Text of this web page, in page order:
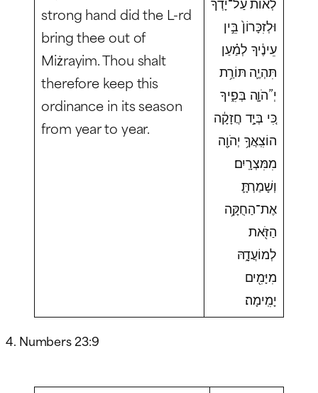
strong hand did the L-rd
bring thee out of
Miżrayim. Thou shalt
therefore keep this
ordinance in its season
from year to year.
וּלְזִכָּרוֹן֙ בֵּ֣ין
עֵינֶ֔יךָ לְמַ֗עַן
תִּהְיֶ֛ה תּוֹרַ֥ת
יְ”הֹוָ֛ה בְּפִ֑יךָ
כִּ֚י בְּיָ֣ד חֲזָקָ֔ה
הוֹצִֽאֲךָ֥ יְהֹוָ֖ה
מִמִּצְרָֽיִם׃
וְשָׁמַרְתָּ֛
אֶת־הַחֻקָּ֥ה
הַזֹּ֖את
לְמוֹעֲדָ֑הּ
מִיָּמִ֖ים
יָמִֽימָה׃
4. Numbers 23:9